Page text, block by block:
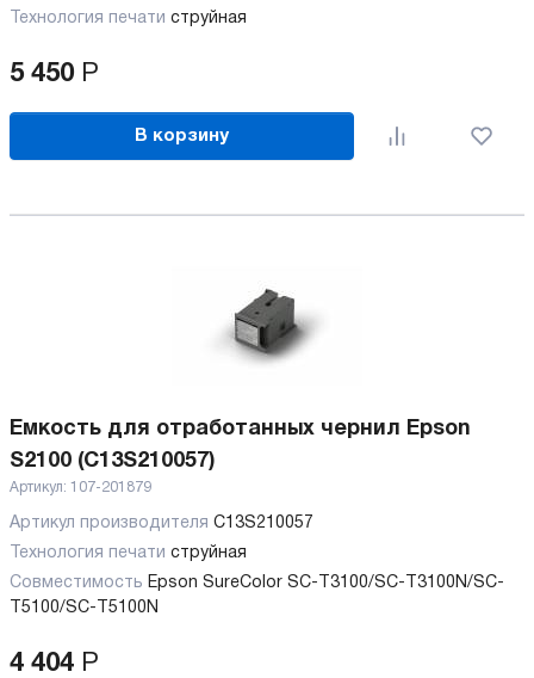
Технология печати струйная
5 450 Р
В корзину
Емкость для отработанных чернил Epson
S2100 (C13S210057)
Артикул: 107-201879
Артикул производителя C13S210057
Технология печати струйная
Совместимость Epson SureColor SC-T3100/SC-T3100N/SC-
T5100/SC-T5100N
4 404 Р